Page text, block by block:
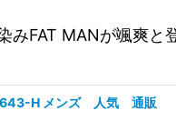
みFAT MANが颯爽
H メンズ 人気 通販